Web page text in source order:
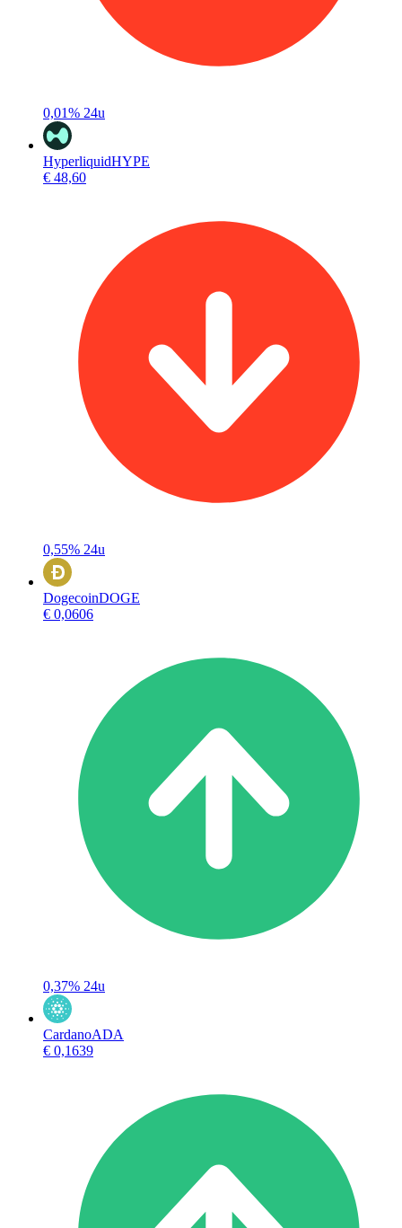
0,01% 24u
HyperliquidHYPE
€ 48,60
0,55% 24u
DogecoinDOGE
€ 0,0606
0,37% 24u
CardanoADA
€ 0,1639